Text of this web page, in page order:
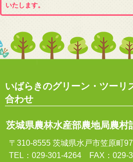
いたします。
いばらきのグリーン・ツーリ
合わせ
茨城県農林水産部農地局農村
〒310-8555 茨城県水戸市笠原町
TEL：029-301-4264 FAX：029-